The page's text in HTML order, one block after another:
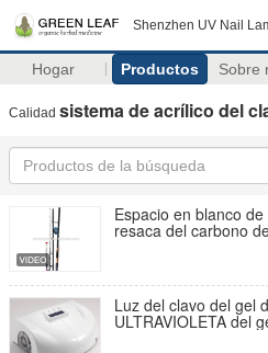
Shenzhen UV Nail
Hogar Productos Sobre
Calidad sistema de acrílico del
Espacio en blanco
resaca del carbono
Luz del clavo del gel
ULTRAVIOLETA del